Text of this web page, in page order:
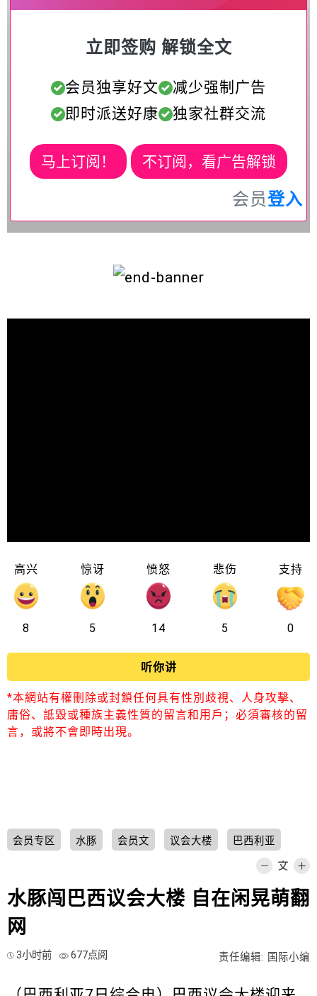
立即签购 解锁全文
会员独享好文
减少强制广告
即时派送好康
独家社群交流
马上订阅！ 不订阅，看广告解锁
会员登入
高兴
8
惊讶
5
愤怒
14
悲伤
5
支持
0
听你讲
*本網站有權刪除或封鎖任何具有性別歧視、人身攻擊、
庸俗、詆毀或種族主義性質的留言和用戶；必須審核的留
言，或將不會即時出現。
会员专区 水豚 会员文 议会大楼 巴西利亚
水豚闯巴西议会大楼 自在闲晃萌翻
网
3小时前 677点阅 责任编辑: 国际小编